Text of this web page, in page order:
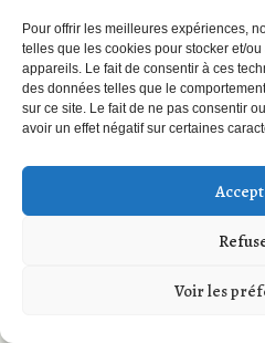
Pour offrir les meilleures expériences,
telles que les cookies pour stocker et/
appareils. Le fait de consentir à ces
des données telles que le
sur ce site. Le fait de ne pas consentir
avoir un effet négatif sur certaines
Voir les
obligations
évènement de
Sont
de force
la
et Tribunaux
: la maladie ou